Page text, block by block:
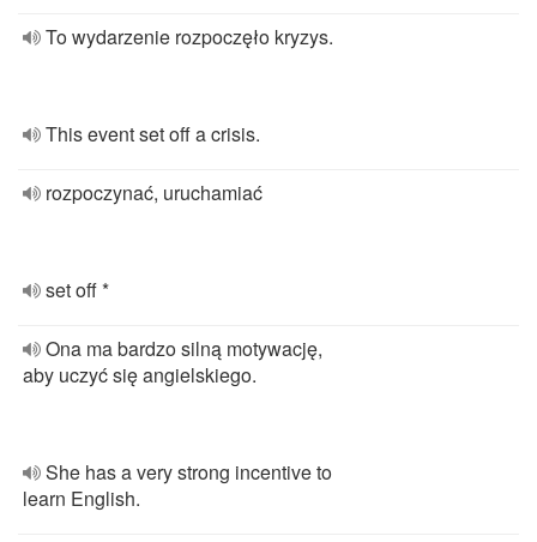
To wydarzenie rozpoczęło kryzys.
This event set off a crisis.
rozpoczynać, uruchamiać
set off *
Ona ma bardzo silną motywację,
aby uczyć się angielskiego.
She has a very strong incentive to
learn English.